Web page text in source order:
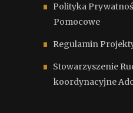
Polityka
Pomocowe
Regulamin
Stowarzyszenie
koordynacyjne